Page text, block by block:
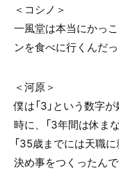
＜コシノ＞
一風堂は本当にかっ
ンを食べに行くんだっ
＜河原＞
僕は「3」という数字
時に、「3年間は休ま
「35歳までには天職
決め事をつくったんで